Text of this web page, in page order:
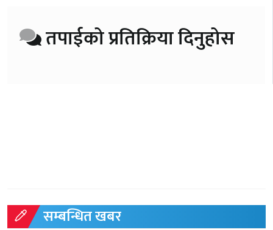
तपाईको प्रतिक्रिया दिनुहोस
सम्बन्धित खबर